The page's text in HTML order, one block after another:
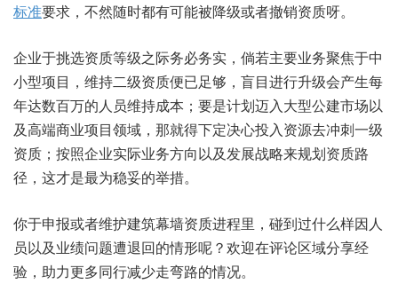
标准要求，不然随时都有可能被降级或者撤销资质呀。
企业于挑选资质等级之际务必务实，倘若主要业务聚焦于中
小型项目，维持二级资质便已足够，盲目进行升级会产生每
年达数百万的人员维持成本；要是计划迈入大型公建市场以
及高端商业项目领域，那就得下定决心投入资源去冲刺一级
资质；按照企业实际业务方向以及发展战略来规划资质路
径，这才是最为稳妥的举措。
你于申报或者维护建筑幕墙资质进程里，碰到过什么样因人
员以及业绩问题遭退回的情形呢？欢迎在评论区域分享经
验，助力更多同行减少走弯路的情况。